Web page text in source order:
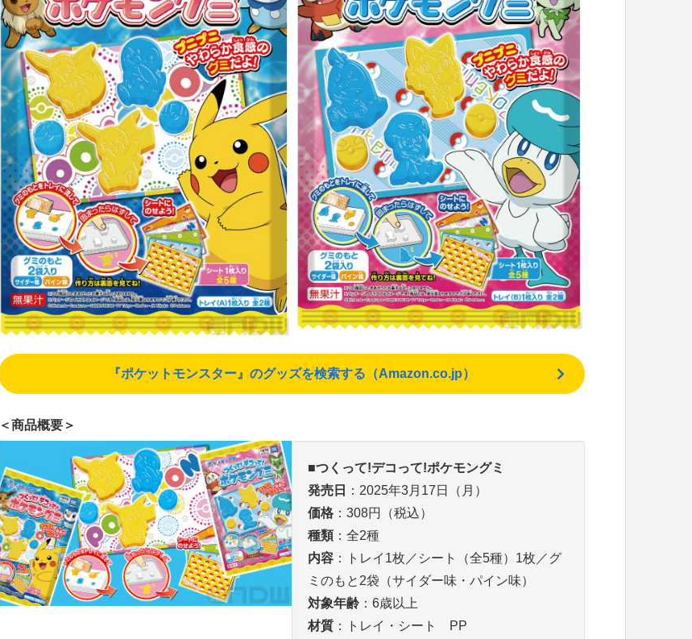
『ポケットモンスター』のグッズを検索する（Amazon.co.jp）
＜商品概要＞
■つくって!デコって!ポケモングミ
発売日
：2025年3月17日（月）
価格 ：308円（税込）
種類 ：全2種
内容 ：トレイ1枚／シート（全5種）1枚／グ
ミのもと2袋（サイダー味・パイン味）
対象年齢 ：6歳以上
材質 ：トレイ・シート PP